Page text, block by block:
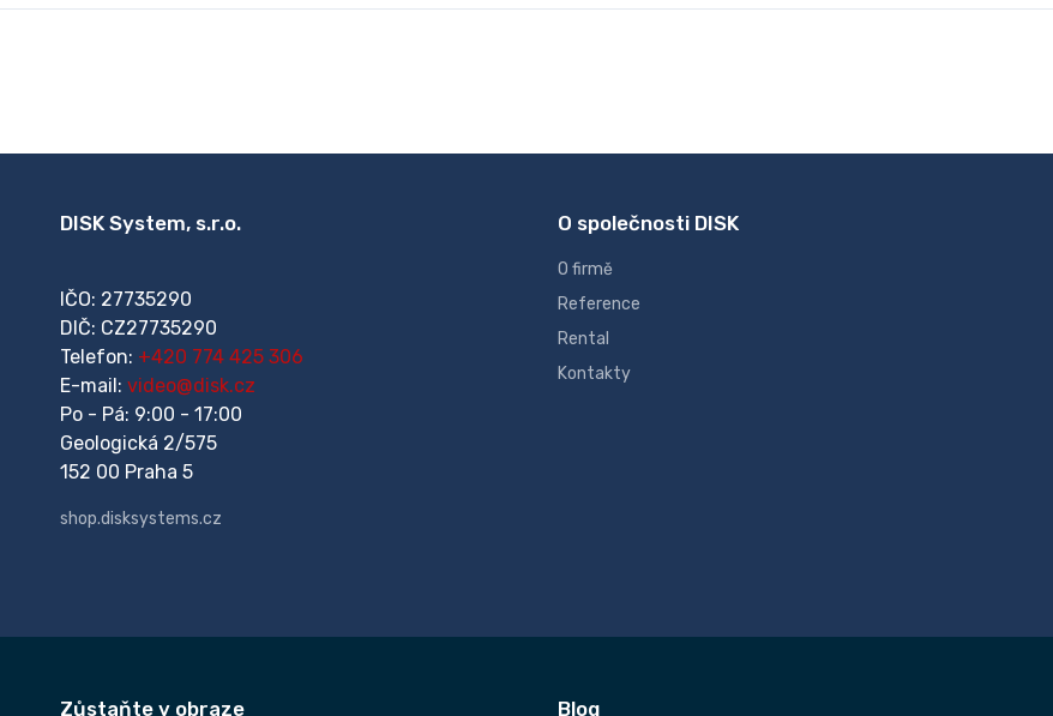
DISK System, s.r.o.
IČO: 27735290
DIČ: CZ27735290
Telefon: +420 774 425 306
E-mail: video@disk.cz
Po - Pá: 9:00 - 17:00
Geologická 2/575
152 00 Praha 5
shop.disksystems.cz
O společnosti DISK
O firmě
Reference
Rental
Kontakty
Zůstaňte v obraze Blog